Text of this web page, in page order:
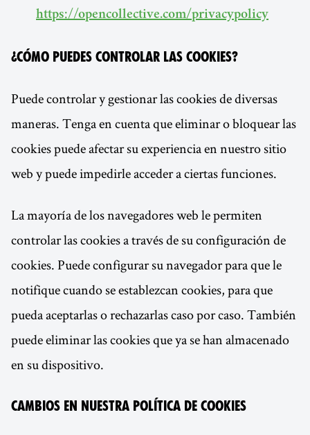
https://opencollective.com/privacypolicy
¿Cómo puedes controlar las cookies?
Puede controlar y gestionar las cookies de diversas
maneras. Tenga en cuenta que eliminar o bloquear las
cookies puede afectar su experiencia en nuestro sitio
web y puede impedirle acceder a ciertas funciones.
La mayoría de los navegadores web le permiten
controlar las cookies a través de su configuración de
cookies. Puede configurar su navegador para que le
notifique cuando se establezcan cookies, para que
pueda aceptarlas o rechazarlas caso por caso. También
puede eliminar las cookies que ya se han almacenado
en su dispositivo.
Cambios en nuestra política de cookies